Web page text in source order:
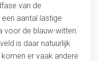
van de
aantal lastige
voor de blauw-witten.
is daar natuurlijk
er vaak andere